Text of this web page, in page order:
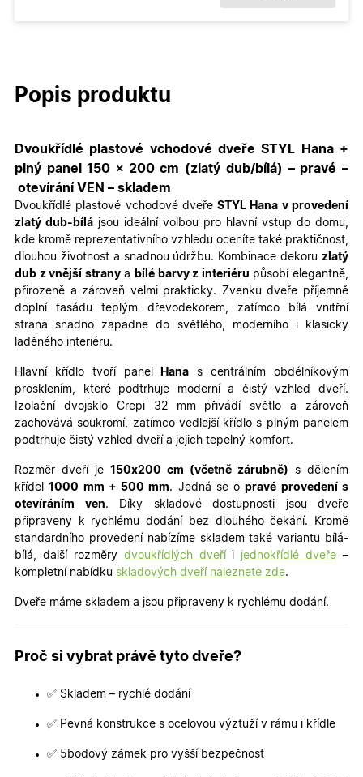
Popis produktu
Dvoukřídlé plastové vchodové dveře STYL Hana +
plný panel 150 × 200 cm (zlatý dub/bílá) – pravé –
otevírání VEN – skladem
Dvoukřídlé plastové vchodové dveřeSTYL Hana v provedení
zlatý dub-bílá jsou ideální volbou pro hlavní vstup do domu,
kde kromě reprezentativního vzhledu oceníte také praktičnost,
dlouhou životnost a snadnou údržbu. Kombinace dekoru zlatý
dub z vnější stranya bílé barvy z interiéru působí elegantně,
přirozeně a zároveň velmi prakticky. Zvenku dveře příjemně
doplní fasádu teplým dřevodekorem, zatímco bílá vnitřní
strana snadno zapadne do světlého, moderního i klasicky
laděného interiéru.
Hlavní křídlo tvoří panel Hana s centrálním obdélníkovým
prosklením, které podtrhuje moderní a čistý vzhled dveří.
Izolační dvojsklo Crepi 32 mm přivádí světlo a zároveň
zachovává soukromí, zatímco vedlejší křídlo s plným panelem
podtrhuje čistý vzhled dveří a jejich tepelný komfort.
Rozměr dveří je 150x200 cm (včetně zárubně) s dělením
křídel1000 mm + 500 mm. Jedná se opravé provedení s
otevíráním ven. Díky skladové dostupnosti jsou dveře
připraveny k rychlému dodání bez dlouhého čekání. Kromě
standardního provedení nabízíme skladem také variantu bílá-
bílá, další rozměry dvoukřídlých dveříi jednokřídlé dveře –
kompletní nabídku skladových dveří naleznete zde.
Dveře máme skladem a jsou připraveny k rychlému dodání.
Proč si vybrat právě tyto dveře?
✅ Skladem – rychlé dodání
✅ Pevná konstrukce s ocelovou výztuží v rámu i křídle
✅ 5bodový zámek pro vyšší bezpečnost